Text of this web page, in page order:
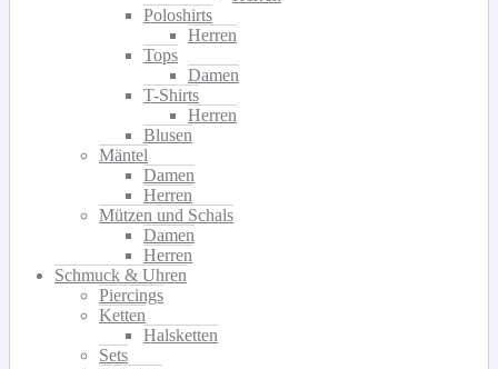
Poloshirts
Herren
Tops
Damen
T-Shirts
Herren
Blusen
Mäntel
Damen
Herren
Mützen und Schals
Damen
Herren
Schmuck & Uhren
Piercings
Ketten
Halsketten
Sets